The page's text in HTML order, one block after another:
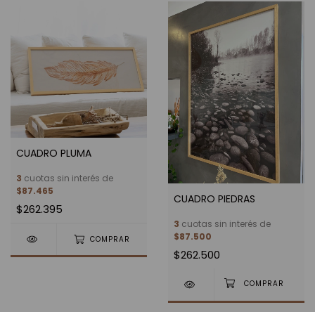
CUADRO PLUMA
3 cuotas sin interés de
$87.465
$262.395
COMPRAR
CUADRO PIEDRAS
3 cuotas sin interés de
$87.500
$262.500